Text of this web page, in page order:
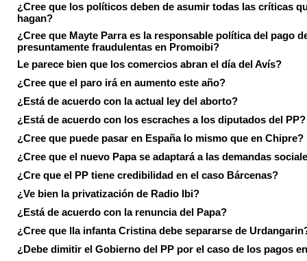
¿Cree que los políticos deben de asumir todas las críticas
hagan?
¿Cree que Mayte Parra es la responsable política del pago
presuntamente fraudulentas en Promoibi?
Le parece bien que los comercios abran el día del Avís?
¿Cree que el paro irá en aumento este año?
¿Está de acuerdo con la actual ley del aborto?
¿Está de acuerdo con los escraches a los diputados del PP?
¿Cree que puede pasar en España lo mismo que en Chipre?
¿Cree que el nuevo Papa se adaptará a las demandas
¿Cre que el PP tiene credibilidad en el caso Bárcenas?
¿Ve bien la privatización de Radio Ibi?
¿Está de acuerdo con la renuncia del Papa?
¿Cree que lla infanta Cristina debe separarse de
¿Debe dimitir el Gobierno del PP por el caso de los pagos